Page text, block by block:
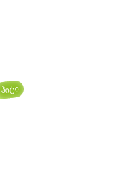
ჰიტი